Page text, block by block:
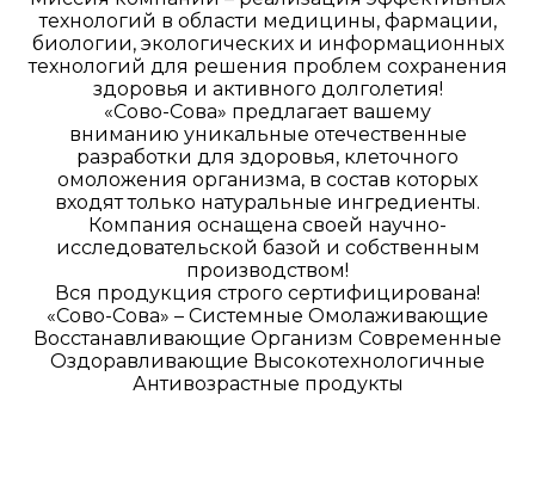
технологий в области медицины, фармации,
биологии, экологических и информационных
технологий для решения проблем сохранения
здоровья и активного долголетия!
«Сово-Сова» предлагает вашему
вниманию уникальные отечественные
разработки для здоровья, клеточного
омоложения организма, в состав которых
входят только натуральные ингредиенты.
Компания оснащена своей научно-
исследовательской базой и собственным
производством!
Вся продукция строго сертифицирована!
«Сово-Сова» – Системные Омолаживающие
Восстанавливающие Организм Современные
Оздоравливающие Высокотехнологичные
Антивозрастные продукты